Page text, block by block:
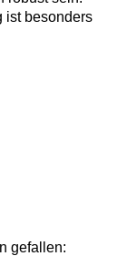
ist besonders
gefallen: